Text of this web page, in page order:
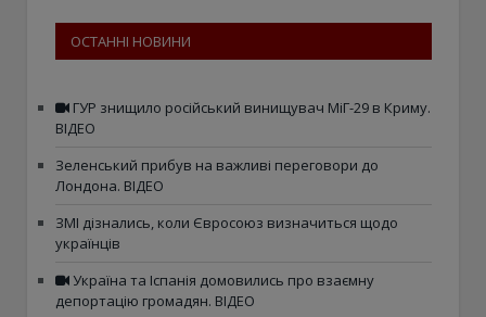
ОСТАННІ НОВИНИ
ГУР знищило російський винищувач МіГ-29 в Криму.
ВІДЕО
Зеленський прибув на важливі переговори до
Лондона. ВІДЕО
ЗМІ дізнались, коли Євросоюз визначиться щодо
українців
Україна та Іспанія домовились про взаємну
депортацію громадян. ВІДЕО